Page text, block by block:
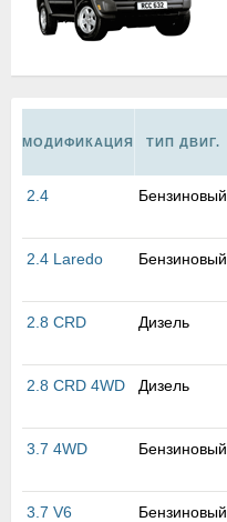
МОДИФИКАЦИЯ ТИП ДВИГ.
2.4 Бензиновый
2.4 Laredo Бензиновый
2.8 CRD Дизель
2.8 CRD 4WD Дизель
3.7 4WD Бензиновый
3.7 V6 Бензиновый